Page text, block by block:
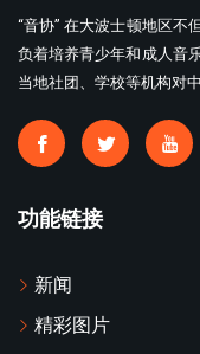
“音协” 在大波士顿地区不
负着培养青少年和成人音
当地社团、学校等机构对
功能链接
新闻
精彩图片